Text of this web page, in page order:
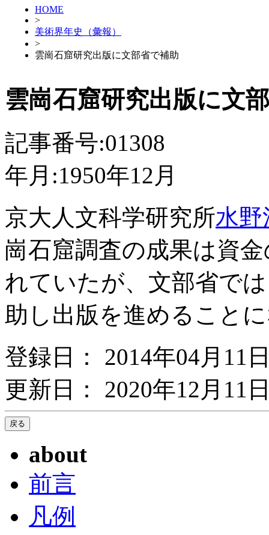
HOME
>
美術界年史（彙報）
>
雲崗石窟研究出版に文部省で補助
雲崗石窟研究出版に文
記事番号:01308
年月:1950年12月
京大人文科学研究所水野
崗石窟調査の成果は資
れていたが、文部省で
助し出版を進めること
登録日： 2014年04月11
更新日： 2020年12月11
about
前言
凡例